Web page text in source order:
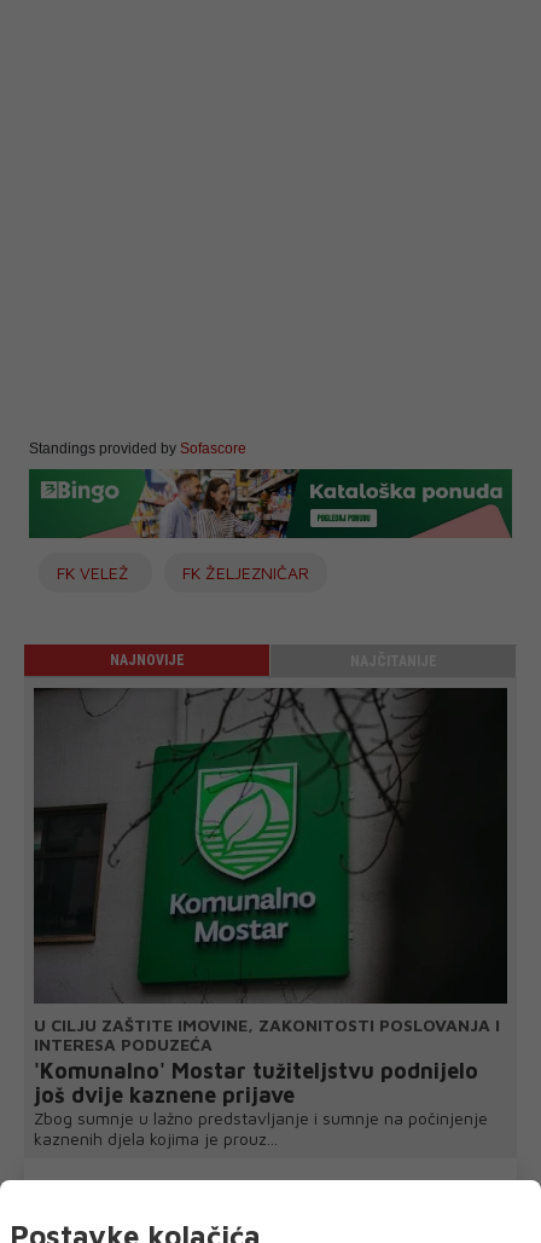
Standings provided by Sofascore
FK VELEŽ FK ŽELJEZNIČAR
NAJNOVIJE
U CILJU ZAŠTITE IMOVINE, ZAKONITOSTI POSLOVANJA I
INTERESA PODUZEĆA
'Komunalno' Mostar tužiteljstvu podnijelo
još dvije kaznene prijave
Zbog sumnje u lažno predstavljanje i sumnje na počinjenje
kaznenih djela kojima je prouz...
Postavke kolačića